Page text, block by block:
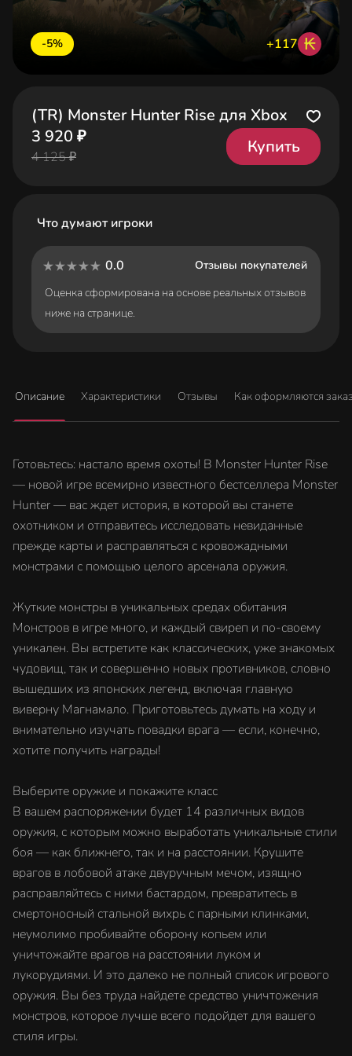
-5% +117 ₭
(TR) Monster Hunter Rise для Xbox
3 920 ₽
4 125 ₽
Купить
Что думают игроки
0.0
Отзывы покупателей
Оценка сформирована на основе реальных отзывов
ниже на странице.
Описание Характеристики Отзывы Как оформляются
Готовьтесь: настало время охоты! В Monster Hunter Rise
— новой игре всемирно известного бестселлера Monster
Hunter — вас ждет история, в которой вы станете
охотником и отправитесь исследовать невиданные
прежде карты и расправляться с кровожадными
монстрами с помощью целого арсенала оружия.
Жуткие монстры в уникальных средах обитания
Монстров в игре много, и каждый свиреп и по-своему
уникален. Вы встретите как классических, уже знакомых
чудовищ, так и совершенно новых противников, словно
вышедших из японских легенд, включая главную
виверну Магнамало. Приготовьтесь думать на ходу и
внимательно изучать повадки врага — если, конечно,
хотите получить награды!
Выберите оружие и покажите класс
В вашем распоряжении будет 14 различных видов
оружия, с которым можно выработать уникальные стили
боя — как ближнего, так и на расстоянии. Крушите
врагов в лобовой атаке двуручным мечом, изящно
расправляйтесь с ними бастардом, превратитесь в
смертоносный стальной вихрь с парными клинками,
неумолимо пробивайте оборону копьем или
уничтожайте врагов на расстоянии луком и
лукорудиями. И это далеко не полный список игрового
оружия. Вы без труда найдете средство уничтожения
монстров, которое лучше всего подойдет для вашего
стиля игры.